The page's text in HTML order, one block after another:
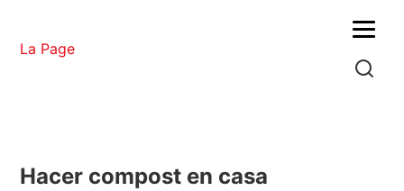
La Page
Menu
Hacer compost en casa